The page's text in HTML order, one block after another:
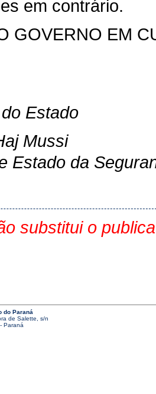
em contrário.
GOVERNO EM
Estado
Mussi
Estado da
substitui o
do Paraná
de Salette, s/n
Paraná